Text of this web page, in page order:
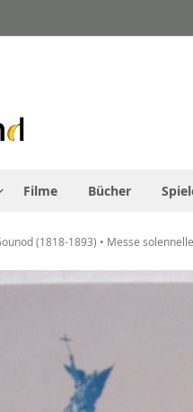
Filme Bücher
(1818-1893) • Messe